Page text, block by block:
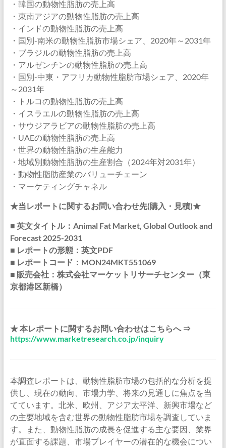
・韓国の動物性脂肪の売上高
・東南アジアの動物性脂肪の売上高
・インドの動物性脂肪の売上高
・国別-南米の動物性脂肪市場シェア、2020年～2031年
・ブラジルの動物性脂肪の売上高
・アルゼンチンの動物性脂肪の売上高
・国別-中東・アフリカ動物性脂肪市場シェア、2020年
～2031年
・トルコの動物性脂肪の売上高
・イスラエルの動物性脂肪の売上高
・サウジアラビアの動物性脂肪の売上高
・UAEの動物性脂肪の売上高
・世界の動物性脂肪の生産能力
・地域別動物性脂肪の生産割合（2024年対2031年）
・動物性脂肪産業のバリューチェーン
・マーケティングチャネル
★当レポートに関するお問い合わせ先(購入・見積)★
■ 英文タイトル：Animal Fat Market, Global Outlook and
Forecast 2025-2031
■ レポートの形態：英文PDF
■ レポートコード：MON24MKT551069
■ 販売会社：株式会社マーケットリサーチセンター（東
京都港区新橋）
★ 本レポートに関するお問い合わせはこちらへ ⇒
https://www.marketresearch.co.jp/inquiry
本調査レポートは、動物性脂肪市場の包括的な分析を提
供し、現在の動向、市場力学、将来の見通しに焦点を当
てています。北米、欧州、アジア太平洋、新興市場など
の主要地域を含む世界の動物性脂肪市場を調査していま
す。また、動物性脂肪の成長を促進する主な要因、業界
が直面する課題、市場プレイヤーの潜在的な機会につい